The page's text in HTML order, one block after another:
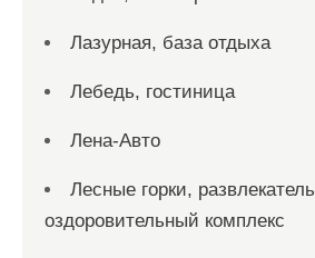
Лазурная, база отдыха
Лебедь, гостиница
Лена-Авто
Лесные горки,
оздоровительный комплекс